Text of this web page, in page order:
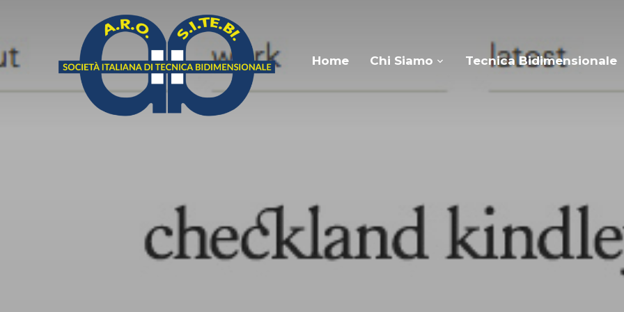
Home Chi Siamo Tecnica Bidimensionale